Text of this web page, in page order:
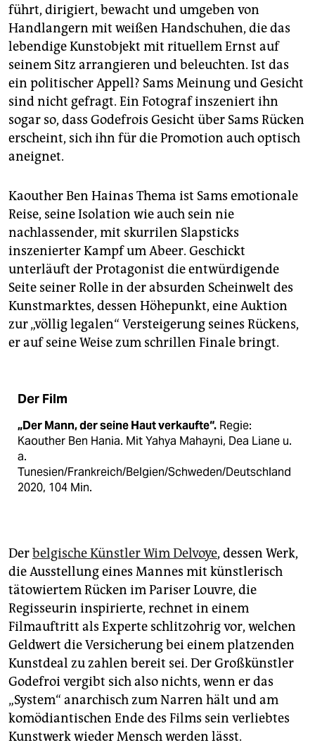
führt, dirigiert, bewacht und umgeben von
Handlangern mit weißen Handschuhen, die das
lebendige Kunstobjekt mit rituellem Ernst auf
seinem Sitz arrangieren und beleuchten. Ist das
ein politischer Appell? Sams Meinung und Gesicht
sind nicht gefragt. Ein Fotograf inszeniert ihn
sogar so, dass Godefrois Gesicht über Sams Rücken
erscheint, sich ihn für die Promotion auch optisch
aneignet.
Kaouther Ben Hainas Thema ist Sams emotionale
Reise, seine Isolation wie auch sein nie
nachlassender, mit skurrilen Slapsticks
inszenierter Kampf um Abeer. Geschickt
unterläuft der Protagonist die entwürdigende
Seite seiner Rolle in der absurden Scheinwelt des
Kunstmarktes, dessen Höhepunkt, eine Auktion
zur „völlig legalen“ Versteigerung seines Rückens,
er auf seine Weise zum schrillen Finale bringt.
Der Film
„Der Mann, der seine Haut verkaufte“. Regie:
Kaouther Ben Hania. Mit Yahya Mahayni, Dea Liane u.
a.
Tunesien/Frankreich/Belgien/Schweden/Deutschland
2020, 104 Min.
Derbelgische Künstler Wim Delvoye, dessen Werk,
die Ausstellung eines Mannes mit künstlerisch
tätowiertem Rücken im Pariser Louvre, die
Regisseurin inspirierte, rechnet in einem
Filmauftritt als Experte schlitzohrig vor, welchen
Geldwert die Versicherung bei einem platzenden
Kunstdeal zu zahlen bereit sei. Der Großkünstler
Godefroi vergibt sich also nichts, wenn er das
„System“ anarchisch zum Narren hält und am
komödiantischen Ende des Films sein verliebtes
Kunstwerk wieder Mensch werden lässt.